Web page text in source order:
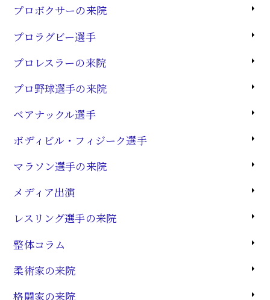
プロボクサーの来院
プロラグビー選手
プロレスラーの来院
プロ野球選手の来院
ベアナックル選手
ボディビル・フィジーク選手
マラソン選手の来院
メディア出演
レスリング選手の来院
整体コラム
柔術家の来院
格闘家の来院